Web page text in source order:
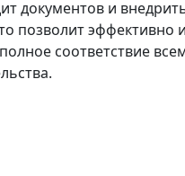
документов и
позволит
соответствие